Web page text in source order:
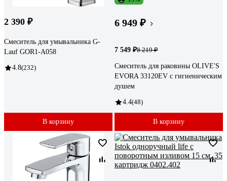
2 390 ₽
Смеситель для умывальника G-
Lauf GOR1-A058
4.8(232)
В корзину
6 949 ₽
7 549 ₽8 219 ₽
Смеситель для раковины OLIVE'S
EVORA 33120EV с гигиеническим
душем
4.4(48)
В корзину